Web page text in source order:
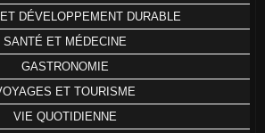
DÉVELOPPEMENT DURABLE
SANTÉ ET MÉDECINE
GASTRONOMIE
ET TOURISME
VIE QUOTIDIENNE